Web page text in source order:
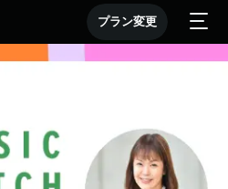
プラン変更